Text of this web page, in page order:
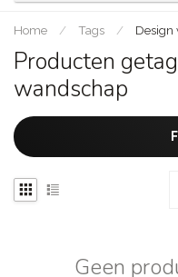
Home / Tags / Design
Producten
wandschap
Geen